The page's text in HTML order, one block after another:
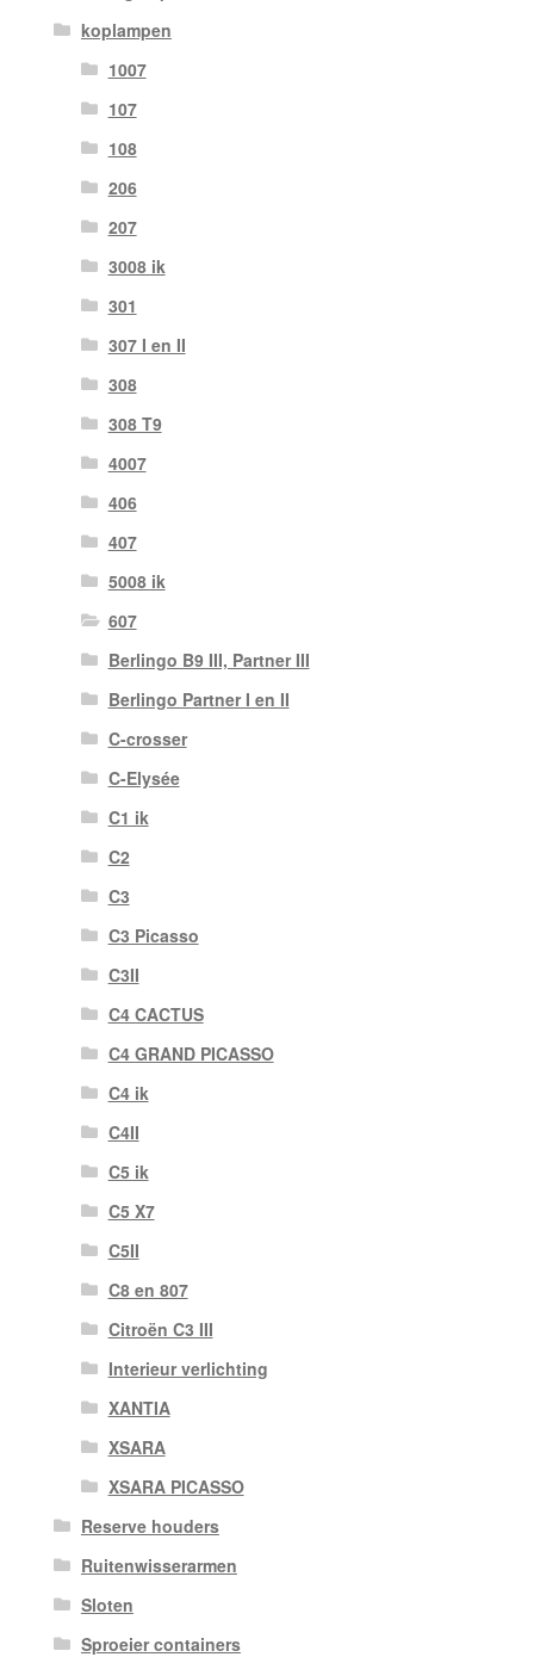
koplampen
1007
107
108
206
207
3008 ik
301
307 I en II
308
308 T9
4007
406
407
5008 ik
607
Berlingo B9 III, Partner III
Berlingo Partner I en II
C-crosser
C-Elysée
C1 ik
C2
C3
C3 Picasso
C3II
C4 CACTUS
C4 GRAND PICASSO
C4 ik
C4II
C5 ik
C5 X7
C5II
C8 en 807
Citroën C3 III
Interieur verlichting
XANTIA
XSARA
XSARA PICASSO
Reserve houders
Ruitenwisserarmen
Sloten
Sproeier containers